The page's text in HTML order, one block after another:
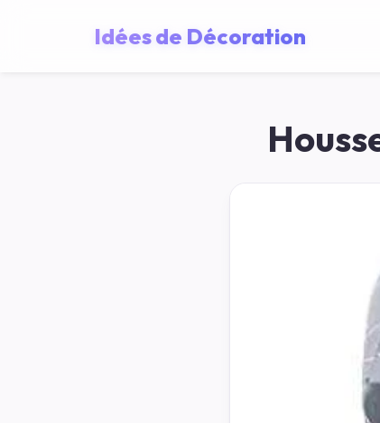
Idées de Décoration